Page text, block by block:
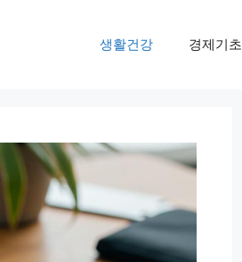
생활건강 경제기초